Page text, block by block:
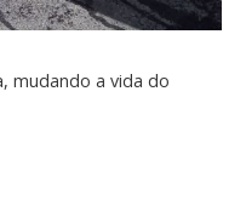
mudando a vida do